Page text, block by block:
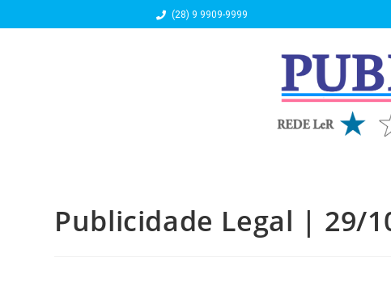
(28) 9 9909-9999
Publicidade Legal | 29/